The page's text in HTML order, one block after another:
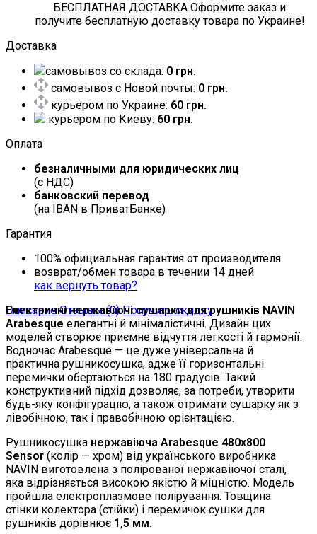
БЕСПЛАТНАЯ ДОСТАВКА Оформите заказ и
получите бесплатную доставку товара по Украине!
Доставка
самовывоз со склада: 0 грн.
самовывоз c Новой почты: 0 грн.
курьером по Украине: 60 грн.
курьером по Киеву: 60 грн.
Оплата
безналичными для юридических лиц
(с НДС)
банковский перевод
(на IBAN в ПриватБанке)
Гарантия
100% официальная гарантия от производителя
возврат/обмен товара в течении 14 дней
как вернуть товар?
Описание Отзывы (0) Получить скидку
Електричні нержавіючі сушарки для рушників NAVIN
Arabesque елегантні й мінімалістичні. Дизайн цих
моделей створює приємне відчуття легкості й гармонії.
Водночас Arabesque — це дуже універсальна й
практична рушникосушка, адже її горизонтальні
перемички обертаються на 180 градусів. Такий
конструктивний підхід дозволяє, за потреби, утворити
будь-яку конфігурацію, а також отримати сушарку як з
лівобічною, так і правобічною орієнтацією.
Рушникосушка нержавіюча Arabesque 480х800
Sensor (колір — хром) від українського виробника
NAVIN виготовлена з полірованої нержавіючої сталі,
яка відрізняється високою якістю й міцністю. Модель
пройшла електроплазмове полірування. Товщина
стінки колектора (стійки) і перемичок сушки для
рушників дорівнює 1,5 мм.